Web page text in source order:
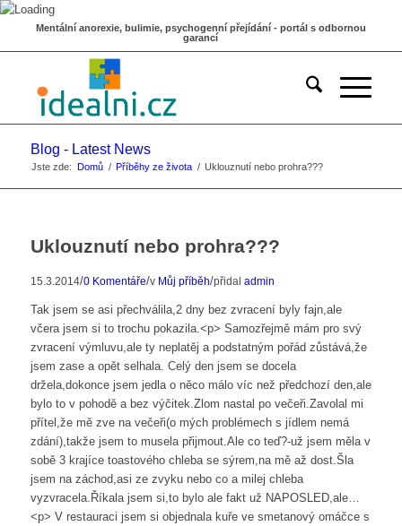
Mentální anorexie, bulimie, psychogenní přejídání - portál s odbornou
garancí
Blog - Latest News
Jste zde: Domů / Příběhy ze života / Uklouznutí nebo prohra???
Uklouznutí nebo prohra???
15.3.2014/0 Komentáře/v Můj příběh/přidal admin
Tak jsem se asi přechválila,2 dny bez zvracení byly fajn,ale
včera jsem si to trochu pokazila.<p> Samozřejmě mám pro svý
zvracení výmluvu,ale ty neplatěj a podstatným pořád zůstává,že
jsem zase a opět selhala. Celý den jsem se docela
držela,dokonce jsem jedla o něco málo víc než předchozí den,ale
bylo to v pohodě a bez výčitek.Zlom nastal po večeři.Zavolal mi
přítel,že mě zve na večeři(o mých problémech s jídlem nemá
zdání),takže jsem to musela přijmout.Ale co teď?-už jsem měla v
sobě 3 krajíce toastového chleba se sýrem,na mě až dost.Šla
jsem na záchod,asi ze zvyku nebo co a milej chleba
vyzvracela.Říkala jsem si,to bylo ale fakt už NAPOSLED,ale…
<p> V restauraci jsem si objednala kuře ve smetanový omáčce s